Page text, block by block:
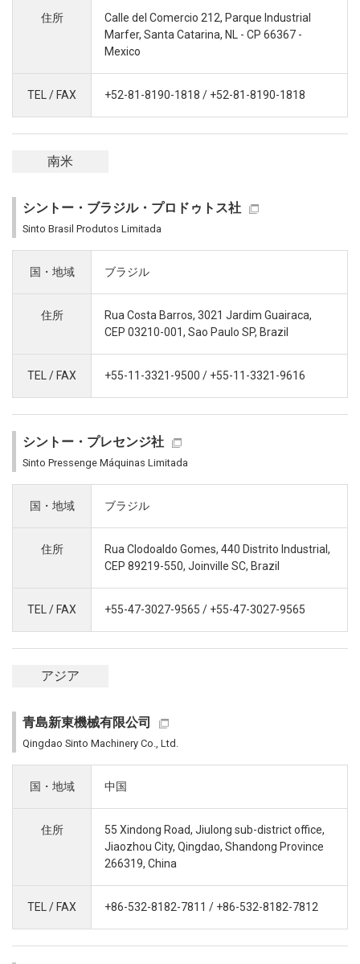
住所
Calle del Comercio 212, Parque Industrial
Marfer, Santa Catarina, NL - CP 66367 -
Mexico
TEL / FAX +52-81-8190-1818 / +52-81-8190-1818
南米
シントー・ブラジル・プロドゥトス社
Sinto Brasil Produtos Limitada
国・地域 ブラジル
住所
Rua Costa Barros, 3021 Jardim Guairaca,
CEP 03210-001, Sao Paulo SP, Brazil
TEL / FAX +55-11-3321-9500 / +55-11-3321-9616
シントー・プレセンジ社
Sinto Pressenge Máquinas Limitada
国・地域 ブラジル
住所
Rua Clodoaldo Gomes, 440 Distrito Industrial,
CEP 89219-550, Joinville SC, Brazil
TEL / FAX +55-47-3027-9565 / +55-47-3027-9565
アジア
青島新東機械有限公司
Qingdao Sinto Machinery Co., Ltd.
国・地域 中国
住所
55 Xindong Road, Jiulong sub-district office,
Jiaozhou City, Qingdao, Shandong Province
266319, China
TEL / FAX +86-532-8182-7811 / +86-532-8182-7812